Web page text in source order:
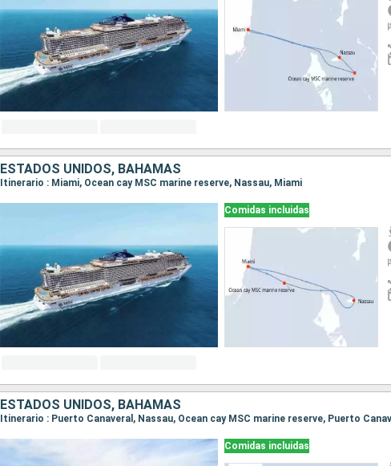
ESTADOS UNIDOS, BAHAMAS
Itinerario : Miami, Ocean cay MSC marine reserve, Nassau, Miami
Comidas incluidas
ESTADOS UNIDOS, BAHAMAS
Itinerario : Puerto Canaveral, Nassau, Ocean cay MSC marine reserve, Puerto
Comidas incluidas